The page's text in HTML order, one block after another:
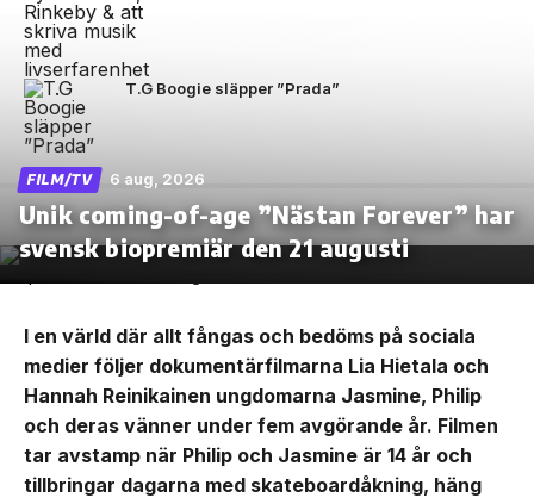
T.G Boogie släpper ”Prada”
FILM/TV 6 aug, 2026
Unik coming-of-age ”Nästan Forever” har
svensk biopremiär den 21 augusti
I en värld där allt fångas och bedöms på sociala
medier följer dokumentärfilmarna Lia Hietala och
Hannah Reinikainen ungdomarna Jasmine, Philip
och deras vänner under fem avgörande år. Filmen
tar avstamp när Philip och Jasmine är 14 år och
tillbringar dagarna med skateboardåkning, häng